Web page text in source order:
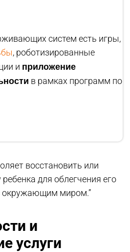
систем есть игры,
, роботизированные
и приложение
в рамках программ по
восстановить или
для облегчения его
окружающим миром.”
и
услуги